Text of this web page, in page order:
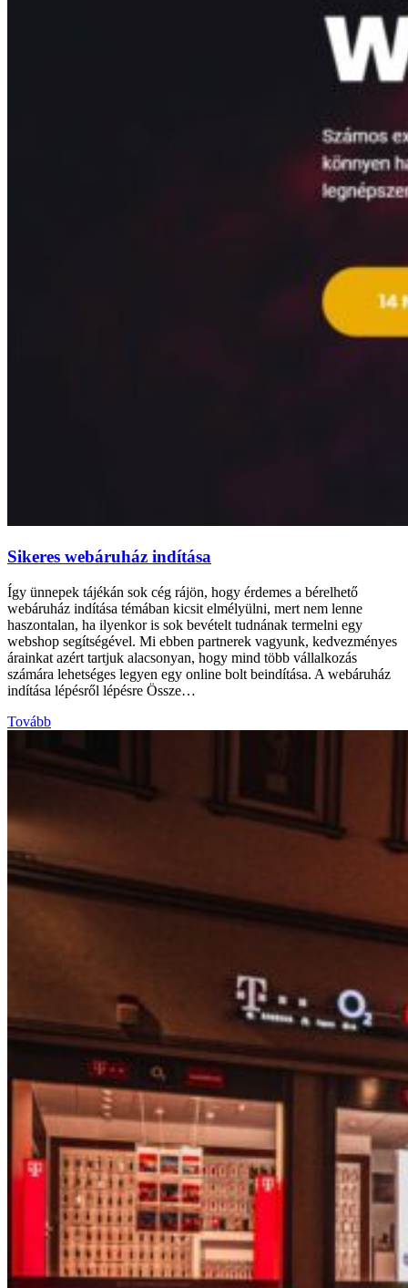
Sikeres webáruház indítása
Így ünnepek tájékán sok cég rájön, hogy érdemes a bérelhető
webáruház indítása témában kicsit elmélyülni, mert nem lenne
haszontalan, ha ilyenkor is sok bevételt tudnának termelni egy
webshop segítségével. Mi ebben partnerek vagyunk, kedvezményes
árainkat azért tartjuk alacsonyan, hogy mind több vállalkozás
számára lehetséges legyen egy online bolt beindítása. A webáruház
indítása lépésről lépésre Össze…
Tovább